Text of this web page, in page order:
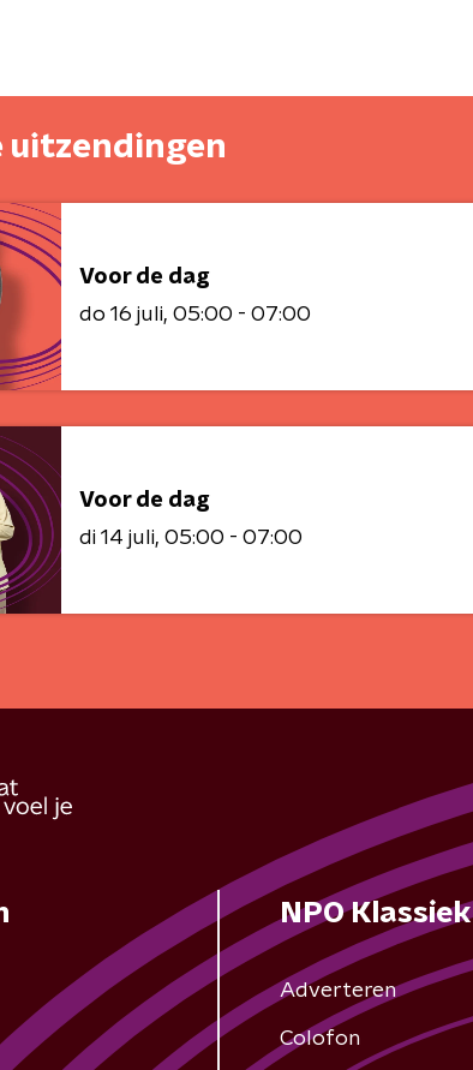
uitzendingen
Voor de dag
do 16 juli 05:00 - 07:00
Voor de dag
di 14 juli 05:00 - 07:00
NPO Klassiek
Adverteren
Colofon